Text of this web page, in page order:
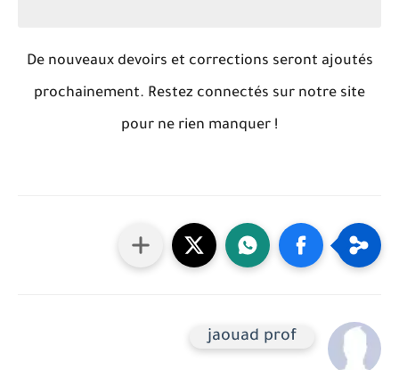
De nouveaux devoirs et corrections seront ajoutés
prochainement. Restez connectés sur notre site
pour ne rien manquer !
jaouad prof